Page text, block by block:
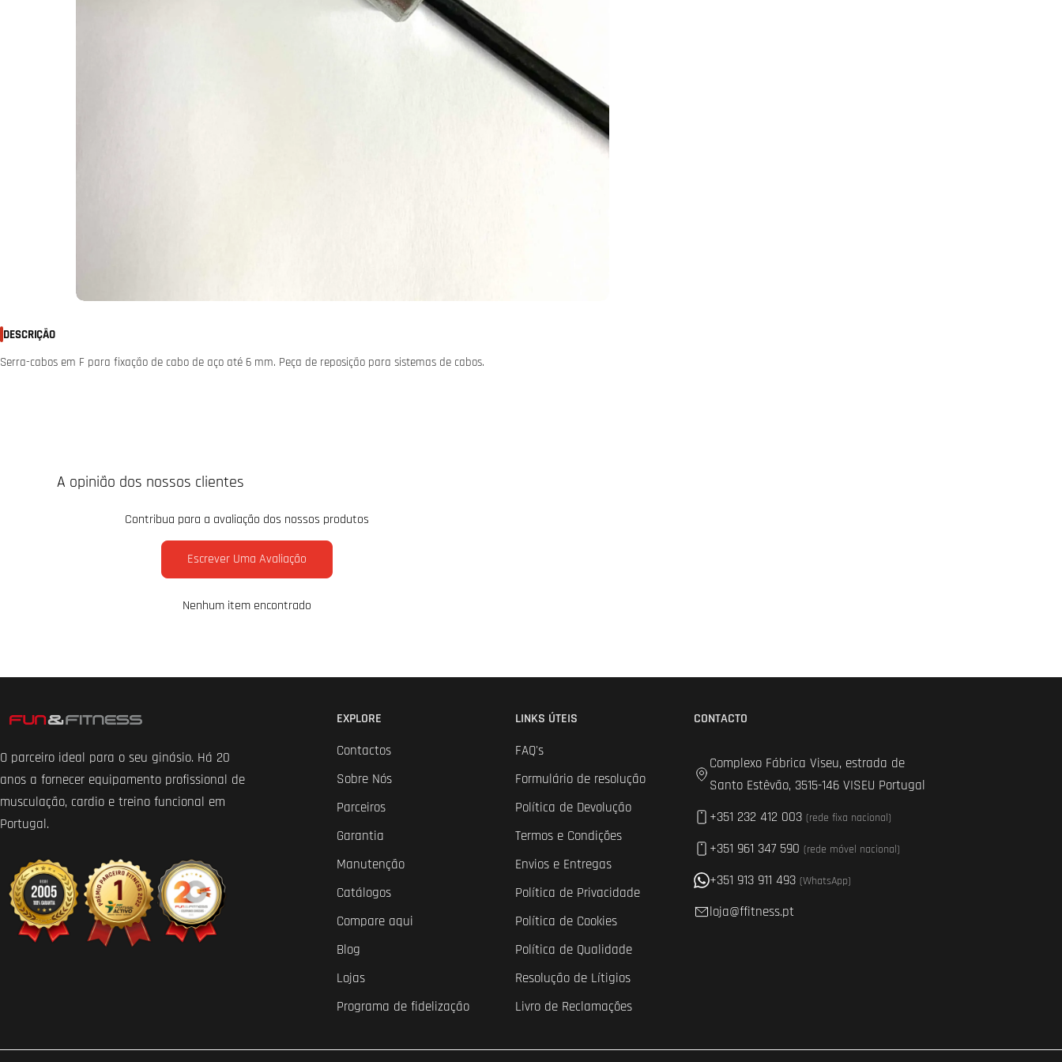
DESCRIÇÃO
Serra-cabos em F para fixação de cabo de aço até 6 mm. Peça de reposição para sistemas de cabos.
A opinião dos nossos clientes
Contribua para a avaliação dos nossos produtos
Escrever Uma Avaliação
Nenhum item encontrado
O parceiro ideal para o seu ginásio. Há 20
anos a fornecer equipamento profissional de
musculação, cardio e treino funcional em
Portugal.
EXPLORE
Contactos
Sobre Nós
Parceiros
Garantia
Manutenção
Catálogos
Compare aqui
Blog
Lojas
Programa de fidelização
LINKS ÚTEIS
FAQ's
Formulário de resolução
Política de Devolução
Termos e Condições
Envios e Entregas
Política de Privacidade
Política de Cookies
Política de Qualidade
Resolução de Lítigios
Livro de Reclamações
CONTACTO
Complexo Fábrica Viseu, estrada de
Santo Estêvão, 3515-146 VISEU Portugal
+351 232 412 003 (rede fixa nacional)
+351 961 347 590 (rede móvel nacional)
+351 913 911 493 (WhatsApp)
loja@ffitness.pt